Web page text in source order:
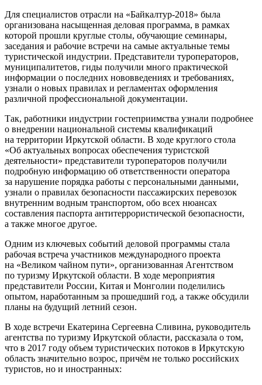
Для специалистов отрасли на «Байкалтур-2018» была
организована насыщенная деловая программа, в рамках
которой прошли круглые столы, обучающие семинары,
заседания и рабочие встречи на самые актуальные темы
туристической индустрии. Представители туроператоров,
муниципалитетов, гиды получили много практической
информации о последних нововведениях и требованиях,
узнали о новых правилах и регламентах оформления
различной профессиональной документации.
Так, работники индустрии гостеприимства узнали подробнее
о внедрении национальной системы квалификаций
на территории Иркутской области. В ходе круглого стола
«Об актуальных вопросах обеспечения туристской
деятельности» представители туроператоров получили
подробную информацию об ответственности оператора
за нарушение порядка работы с персональными данными,
узнали о правилах безопасности пассажирских перевозок
внутренним водным транспортом, обо всех нюансах
составления паспорта антитеррористической безопасности,
а также многое другое.
Одним из ключевых событий деловой программы стала
рабочая встреча участников международного проекта
на «Великом чайном пути», организованная Агентством
по туризму Иркутской области. В ходе мероприятия
представители России, Китая и Монголии поделились
опытом, наработанным за прошедший год, а также обсудили
планы на будущий летний сезон.
В ходе встречи Екатерина Сергеевна Сливина, руководитель
агентства по туризму Иркутской области, рассказала о том,
что в 2017 году объем туристических потоков в Иркутскую
область значительно возрос, причём не только российских
туристов, но и иностранных: